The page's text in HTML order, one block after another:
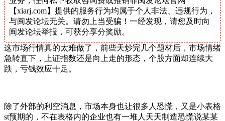
【xiarj.com】提供的服务行为均属于个人非法、违规行为，
与闽发论坛无关。请勿上当受骗！一经发现，请您及时向
闽发论坛举报，可获分享分奖励。
这市场行情真的太难做了，前些天炒完几个题材后，市场情绪
急转直下，上证指数还是向上走的形态，个股方面却连续大
跌，亏钱效应十足。
除了外部的利空消息，市场本身也让很多人恐慌，又是小表格
st预期的，不在表格内的企业也有一堆人天天制造恐慌说某某